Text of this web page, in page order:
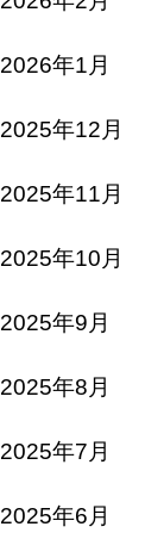
2026年1月
2025年12月
2025年11月
2025年10月
2025年9月
2025年8月
2025年7月
2025年6月